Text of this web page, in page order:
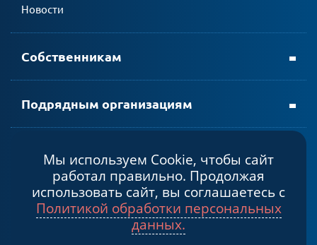
Новости
Собственникам
Подрядным организациям
© 2026, Некоммерческая организация «Фонд капитального
ремонта общего имущества в многоквартирных домах в
Политика конфиденциальности
Cогласие на обработку персональных данных
Мы используем Cookie, чтобы сайт
работал правильно. Продолжая
использовать сайт, вы соглашаетесь с
Политикой обработки персональных
данных.